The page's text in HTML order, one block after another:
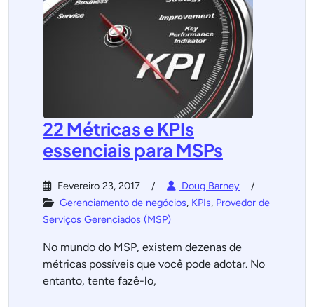
22 Métricas e KPIs
essenciais para MSPs
Fevereiro 23, 2017
Doug Barney
Gerenciamento de negócios, KPIs, Provedor de
Serviços Gerenciados (MSP)
No mundo do MSP, existem dezenas de
métricas possíveis que você pode adotar. No
entanto, tente fazê-lo,